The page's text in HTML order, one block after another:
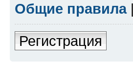
Общие правила|
Регистрация